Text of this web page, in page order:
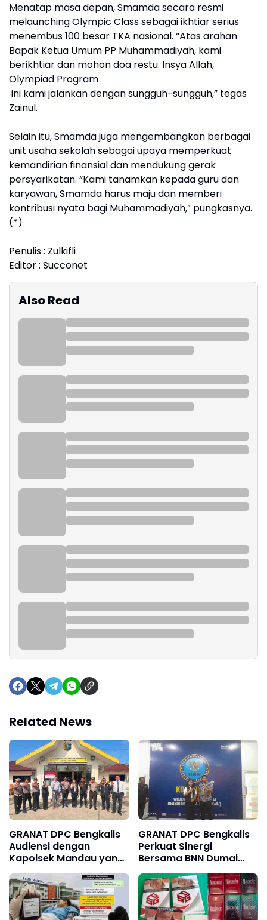
Menatap masa depan, Smamda secara resmi
melaunching Olympic Class sebagai ikhtiar serius
menembus 100 besar TKA nasional. “Atas arahan
Bapak Ketua Umum PP Muhammadiyah, kami
berikhtiar dan mohon doa restu. Insya Allah,
Olympiad Program
ini kami jalankan dengan sungguh-sungguh,” tegas
Zainul.
Selain itu, Smamda juga mengembangkan berbagai
unit usaha sekolah sebagai upaya memperkuat
kemandirian finansial dan mendukung gerak
persyarikatan. “Kami tanamkan kepada guru dan
karyawan, Smamda harus maju dan memberi
kontribusi nyata bagi Muhammadiyah,” pungkasnya.
(*)
Penulis : Zulkifli
Editor : Succonet
Also Read
Related News
GRANAT DPC Bengkalis
Audiensi dengan
Kapolsek Mandau yang
Baru, Perkuat Sinergi
Perang Melawan
Narkotika
GRANAT DPC Bengkalis
Perkuat Sinergi
Bersama BNN Dumai
dalam Upaya
Pencegahan Narkotika